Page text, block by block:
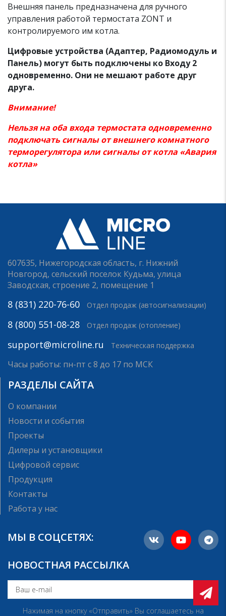
Внешняя панель предназначена для ручного
управления работой термостата ZONT и
контролируемого им котла.
Цифровые устройства (Адаптер, Радиомодуль и
Панель) могут быть подключены ко Входу 2
одновременно. Они не мешают работе друг
друга.
Внимание!
Нельзя на оба входа термостата одновременно
подключать сигналы от внешнего комнатного
терморегулятора или сигналы от котла «Авария
котла»
607635, Нижегородская область, г. Нижний
Новгород, сельский поселок Кудьма, улица
Заводская, строение 2, помещение 1
8 (831) 220-76-60 Отдел продаж (автосигнализации)
8 (800) 551-08-28 Отдел продаж (отопление)
support@microline.ru Техническая поддержка
Часы работы: пн-пт с 8 до 17 по МСК
РАЗДЕЛЫ САЙТА
О компании
Новости и события
Проекты
Дилеры и установщики
Цифровой сервис
Продукция
Контакты
Работа у нас
МЫ В СОЦСЕТЯХ:
НОВОСТНАЯ РАССЫЛКА
Нажимая на кнопку «Отправить» Вы соглашаетесь на